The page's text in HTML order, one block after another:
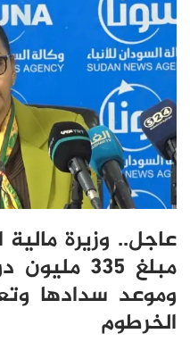
عاجل.. وزيرة
مبلغ 335
وموعد سدادها
الخرطوم